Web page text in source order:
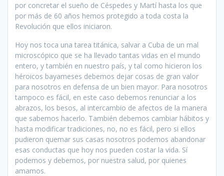
por concretar el sueño de Céspedes y Martí hasta los que
por más de 60 años hemos protegido a toda costa la
Revolución que ellos iniciaron.
Hoy nos toca una tarea titánica, salvar a Cuba de un mal
microscópico que se ha llevado tantas vidas en el mundo
entero, y también en nuestro país, y tal como hicieron los
héroicos bayameses debemos dejar cosas de gran valor
para nosotros en defensa de un bien mayor. Para nosotros
tampoco es fácil, en este caso debemos renunciar a los
abrazos, los besos, al intercambio de afectos de la manera
que sabemos hacerlo. También debemos cambiar hábitos y
hasta modificar tradiciones, no, no es fácil, pero si ellos
pudieron quemar sus casas nosotros podemos abandonar
esas conductas que hoy nos pueden costar la vida. Sí
podemos y debemos, por nuestra salud, por quienes
amamos.